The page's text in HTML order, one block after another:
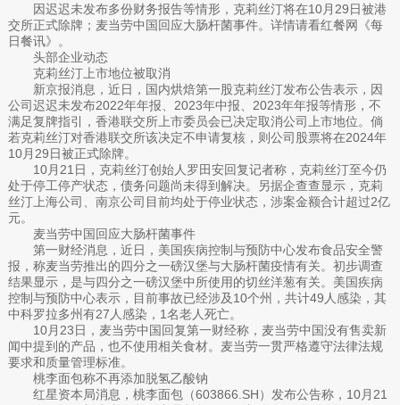
因迟迟未发布多份财务报告等情形，克莉丝汀将在10月29日被港
交所正式除牌；麦当劳中国回应大肠杆菌事件。详情请看红餐网《每
日餐讯》。
头部企业动态
克莉丝汀上市地位被取消
新京报消息，近日，国内烘焙第一股克莉丝汀发布公告表示，因
公司迟迟未发布2022年年报、2023年中报、2023年年报等情形，不
满足复牌指引，香港联交所上市委员会已决定取消公司上市地位。倘
若克莉丝汀对香港联交所该决定不申请复核，则公司股票将在2024年
10月29日被正式除牌。
10月21日，克莉丝汀创始人罗田安回复记者称，克莉丝汀至今仍
处于停工停产状态，债务问题尚未得到解决。另据企查查显示，克莉
丝汀上海公司、南京公司目前均处于停业状态，涉案金额合计超过2亿
元。
麦当劳中国回应大肠杆菌事件
第一财经消息，近日，美国疾病控制与预防中心发布食品安全警
报，称麦当劳推出的四分之一磅汉堡与大肠杆菌疫情有关。初步调查
结果显示，是与四分之一磅汉堡中所使用的切丝洋葱有关。美国疾病
控制与预防中心表示，目前事故已经涉及10个州，共计49人感染，其
中科罗拉多州有27人感染，1名老人死亡。
10月23日，麦当劳中国回复第一财经称，麦当劳中国没有售卖新
闻中提到的产品，也不使用相关食材。麦当劳一贯严格遵守法律法规
要求和质量管理标准。
桃李面包称不再添加脱氢乙酸钠
红星资本局消息，桃李面包（603866.SH）发布公告称，10月21